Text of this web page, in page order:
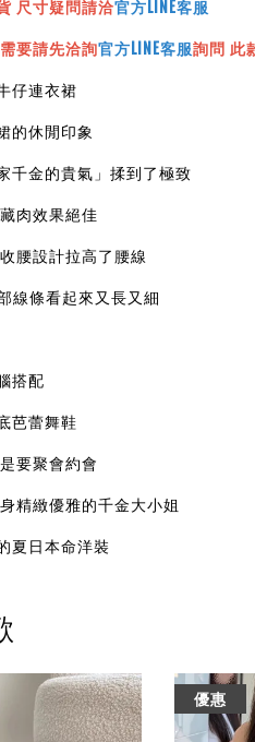
尺寸疑問請洽官方LINE客服
要請先洽詢官方LINE客服詢問 此
仔連衣裙
的休閒印象
千金的貴氣」揉到了極致
肉效果絕佳
腰設計拉高了腰線
線條看起來又長又細
搭配
芭蕾舞鞋
要聚會約會
精緻優雅的千金大小姐
夏日本命洋裝
優惠